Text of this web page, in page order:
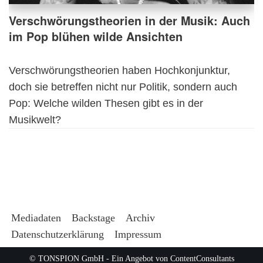
Verschwörungstheorien in der Musik: Auch
im Pop blühen wilde Ansichten
Verschwörungstheorien haben Hochkonjunktur,
doch sie betreffen nicht nur Politik, sondern auch
Pop: Welche wilden Thesen gibt es in der
Musikwelt?
Mediadaten Backstage
Archiv
Datenschutzerklärung
Impressum
© TONSPION GmbH - Ein Angebot von ContentConsultants